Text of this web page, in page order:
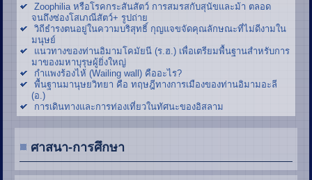
Zoophilia หรือโรคกระสันสัตว์ การสมรสกับสุนัขและม้า ตลอด
จนถึงซ่องโสเภณีสัตว์+ รูปถ่าย
วิถีธำรงตนอยู่ในความบริสุทธิ์ กุญแจขจัดคุณลักษณะที่ไม่ดีงามใน
มนุษย์
แนวทางของท่านอิมามโคมัยนี (ร.ฮ.) เพื่อเตรียมพื้นฐานสำหรับการ
มาของมหาบุรุษผู้ยิ่งใหญ่
กำแพงร้องไห้ (Wailing wall) คืออะไร?
พื้นฐานมานุษยวิทยา คือ ทฤษฎีทางการเมืองของท่านอิมามอะลี
(อ.)
การเดินทางและการท่องเที่ยวในทัศนะของอิสลาม
ศาสนา-การศึกษา